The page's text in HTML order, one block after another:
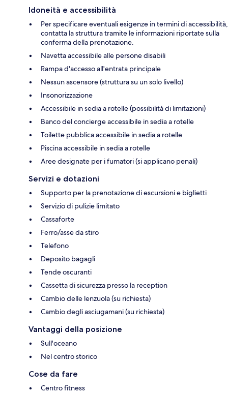
Idoneità e accessibilità
Per specificare eventuali esigenze in termini di accessibilità,
contatta la struttura tramite le informazioni riportate sulla
conferma della prenotazione.
Navetta accessibile alle persone disabili
Rampa d'accesso all'entrata principale
Nessun ascensore (struttura su un solo livello)
Insonorizzazione
Accessibile in sedia a rotelle (possibilità di limitazioni)
Banco del concierge accessibile in sedia a rotelle
Toilette pubblica accessibile in sedia a rotelle
Piscina accessibile in sedia a rotelle
Aree designate per i fumatori (si applicano penali)
Servizi e dotazioni
Supporto per la prenotazione di escursioni e biglietti
Servizio di pulizie limitato
Cassaforte
Ferro/asse da stiro
Telefono
Deposito bagagli
Tende oscuranti
Cassetta di sicurezza presso la reception
Cambio delle lenzuola (su richiesta)
Cambio degli asciugamani (su richiesta)
Vantaggi della posizione
Sull'oceano
Nel centro storico
Cose da fare
Centro fitness